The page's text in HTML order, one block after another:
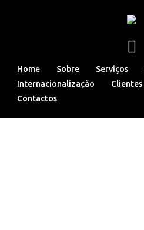
Home Sobre Serviços
Internacionalização
Clientes
Contactos